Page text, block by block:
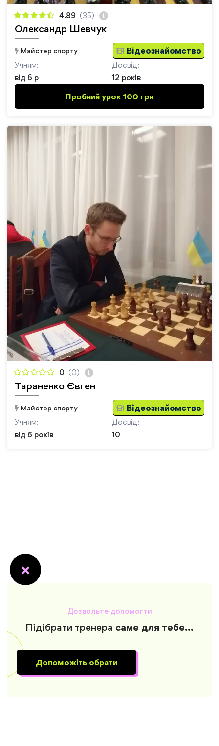
4.89 (35)
Олександр Шевчук
Майстер спорту Відеознайомство
Учням:
від 6 р
Досвід:
12 років
Пробний урок 100 грн
0 (0)
Тараненко Євген
Майстер спорту Відеознайомство
Учням:
від 6 років
Досвід:
10
Дозвольте допомогти
Підібрати тренера саме для тебе...
Допоможіть обрати